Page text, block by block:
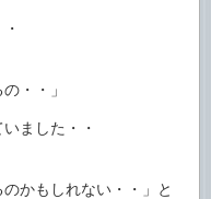
・・」
ました・・
かもしれない・・」と